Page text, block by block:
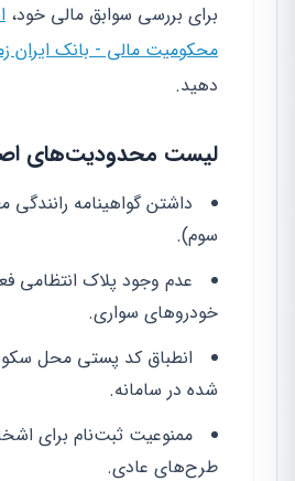
برای بررسی سوابق مالی خود،
محکومیت مالی - بانک ایران
دهید.
لیست محدودیت‌های
داشتن گواهینامه رانندگی
سوم).
عدم وجود پلاک انتظامی
خودروهای سواری.
انطباق کد پستی محل
شده در سامانه.
ممنوعیت ثبت‌نام برای
طرح‌های عادی.